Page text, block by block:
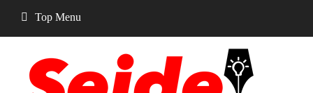
content
Top Menu